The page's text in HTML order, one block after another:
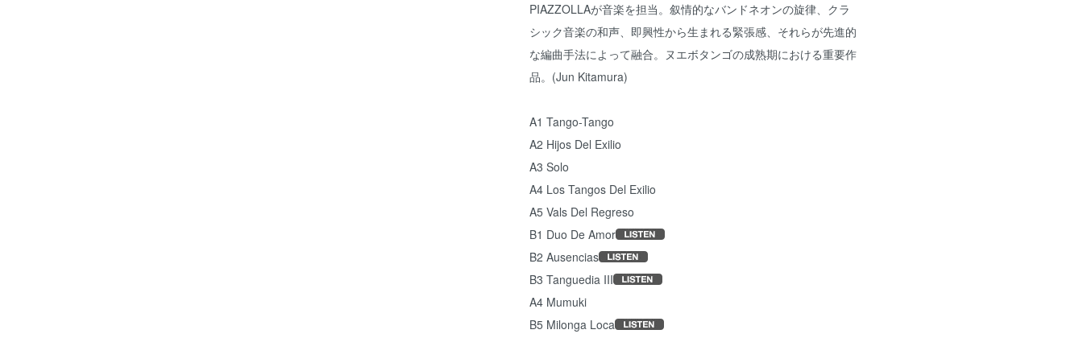
PIAZZOLLAが音楽を担当。叙情的なバンドネオンの旋律、クラ
シック音楽の和声、即興性から生まれる緊張感、それらが先進的
な編曲手法によって融合。ヌエボタンゴの成熟期における重要作
品。(Jun Kitamura)
A1 Tango-Tango
A2 Hijos Del Exilio
A3 Solo
A4 Los Tangos Del Exilio
A5 Vals Del Regreso
B1 Duo De Amor
B2 Ausencias
B3 Tanguedia III
A4 Mumuki
B5 Milonga Loca